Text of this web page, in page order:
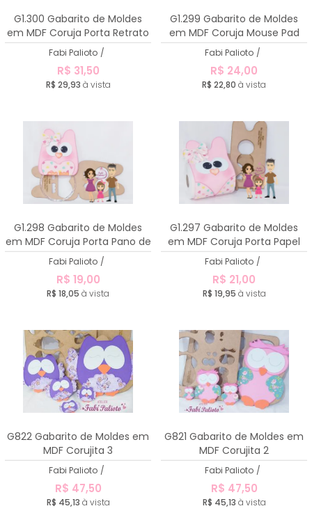
G1.300 Gabarito de Moldes
em MDF Coruja Porta Retrato
Fabi Palioto /
R$ 31,50
R$ 29,93 à vista
G1.299 Gabarito de Moldes
em MDF Coruja Mouse Pad
Fabi Palioto /
R$ 24,00
R$ 22,80 à vista
G1.298 Gabarito de Moldes
em MDF Coruja Porta Pano de
Prato
Fabi Palioto /
R$ 19,00
R$ 18,05 à vista
G1.297 Gabarito de Moldes
em MDF Coruja Porta Papel
Higiênico
Fabi Palioto /
R$ 21,00
R$ 19,95 à vista
G822 Gabarito de Moldes em
MDF Corujita 3
Fabi Palioto /
R$ 47,50
R$ 45,13 à vista
G821 Gabarito de Moldes em
MDF Corujita 2
Fabi Palioto /
R$ 47,50
R$ 45,13 à vista